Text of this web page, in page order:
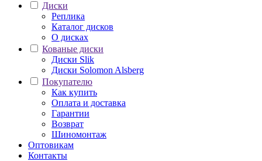
Диски
Реплика
Каталог дисков
О дисках
Кованые диски
Диски Slik
Диски Solomon Alsberg
Покупателю
Как купить
Оплата и доставка
Гарантии
Возврат
Шиномонтаж
Оптовикам
Контакты